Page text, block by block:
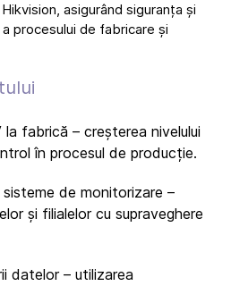
asigurând siguranța și
procesului de fabricare și
fabrică – creșterea nivelului
în procesul de producție.
de monitorizare –
și filialelor cu supraveghere
datelor – utilizarea